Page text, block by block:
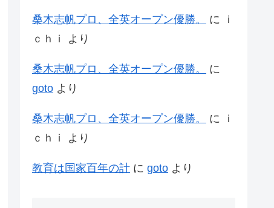
桑木志帆プロ、全英オープン優勝。 に
ｉ
ｃｈｉ
より
桑木志帆プロ、全英オープン優勝。
に
goto より
桑木志帆プロ、全英オープン優勝。 に
ｉ
ｃｈｉ
より
教育は国家百年の計 に goto より